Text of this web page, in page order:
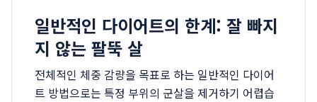
일반적인 다이어트의 한계: 잘 빠지
지 않는 팔뚝 살
전체적인 체중 감량을 목표로 하는 일반적인 다이어
트 방법으로는 특정 부위의 군살을 제거하기 어렵습